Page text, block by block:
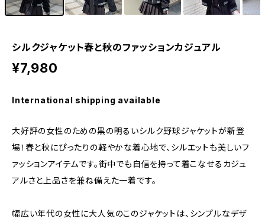
シルクジャケット春と秋のファッションカジュアル
¥7,980
International shipping available
大好評の女性のための黒の明るいシルク野球ジャケットが新登
場！春と秋にぴったりの軽やかな着心地で、シルエットも美しいフ
ァッションアイテムです。街中でも自信を持って着こなせるカジュ
アルさと上品さを兼ね備えた一着です。
幅広い年代の女性に大人気のこのジャケットは、シンプルなデザ